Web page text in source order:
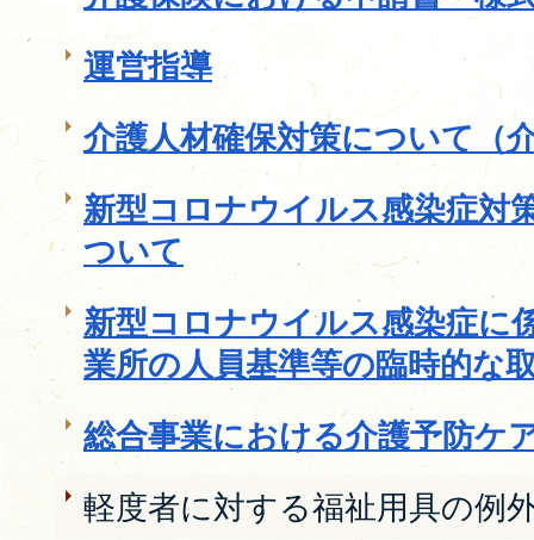
運営指導
介護人材確保対策について（
新型コロナウイルス感染症対
ついて
新型コロナウイルス感染症に
業所の人員基準等の臨時的な
総合事業における介護予防ケ
軽度者に対する福祉用具の例